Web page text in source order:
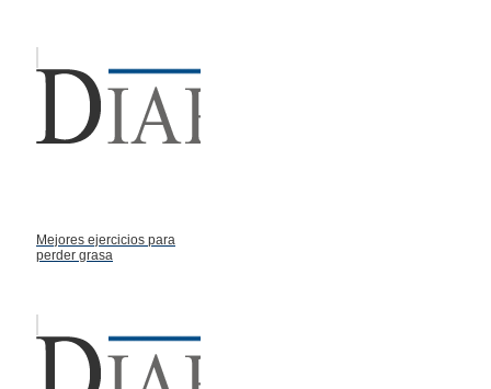
Mejores ejercicios para
perder grasa